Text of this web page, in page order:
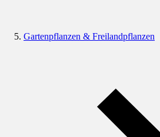
Gartenpflanzen & Freilandpflanzen